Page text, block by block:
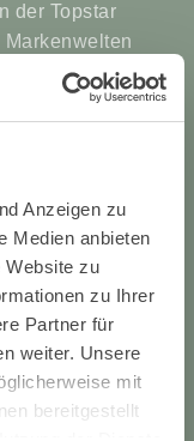
Anzeigen zu
Medien anbieten
Website zu
zu Ihrer
Partner für
weiter. Unsere
mit
bereitgestellt
der Topstar